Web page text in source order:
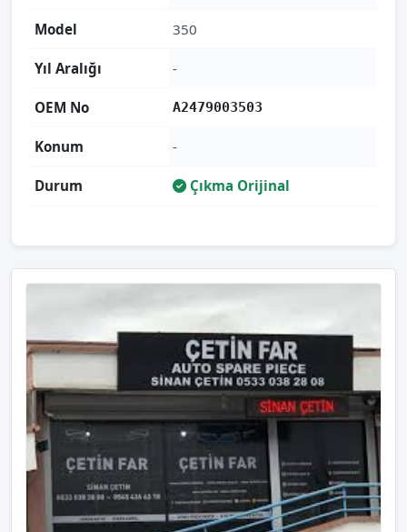
Model 350
Yıl Aralığı -
OEM No A2479003503
Konum -
Durum Çıkma Orijinal